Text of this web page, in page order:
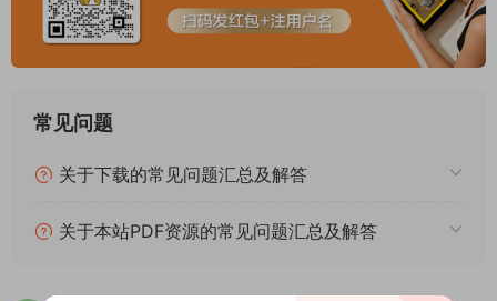
常见问题
关于下载的常见问题汇总及解答
关于本站PDF资源的常见问题汇总及解答